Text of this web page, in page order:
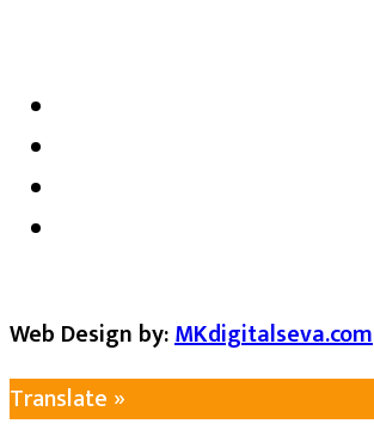
Web Design by:MKdigitalseva.com
Translate »